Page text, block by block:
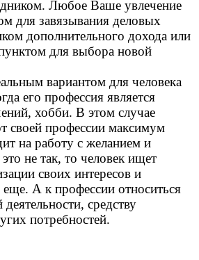
Любое Ваше увлечение
для завязывания деловых
дополнительного дохода или
для выбора новой
вариантом для человека
его профессия является
хобби. В этом случае
своей профессии максимум
на работу с желанием и
не так, то человек ищет
своих интересов и
еще. А к профессии относиться
средству
потребностей.